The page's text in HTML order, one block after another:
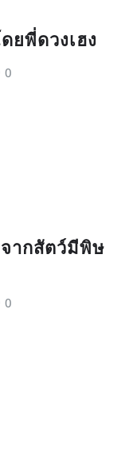
ยพี่ดวงเฮง
0
ากสัตว์มีพิษ
0